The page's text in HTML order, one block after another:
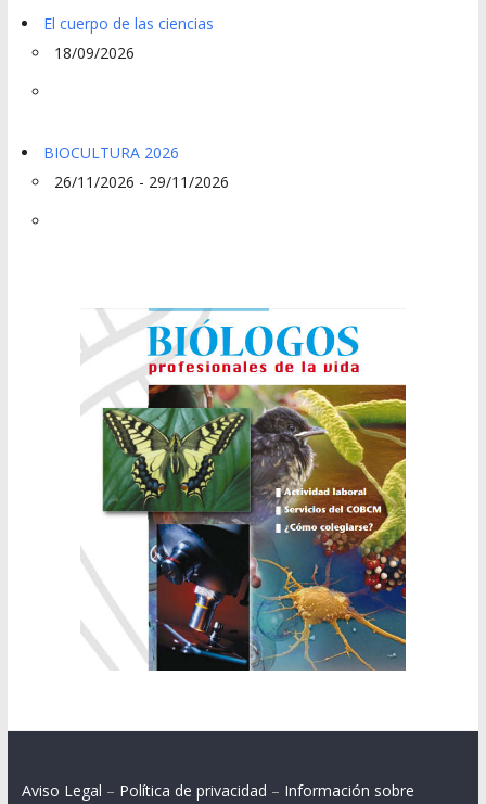
El cuerpo de las ciencias
18/09/2026
BIOCULTURA 2026
26/11/2026 - 29/11/2026
Aviso Legal – Política de privacidad – Información sobre